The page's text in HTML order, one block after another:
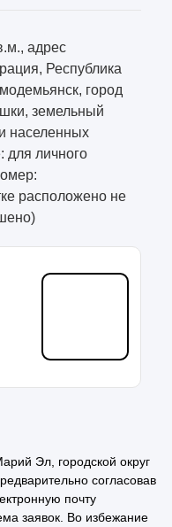
адрес
Республика
город
земельный
населенных
для личного
расположено не
Эл, городской округ
согласовав
почту
заявок. Во избежание